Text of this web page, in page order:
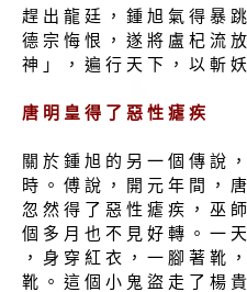
趕 出 龍 廷 ， 鍾 旭 氣 得 暴
德 宗 悔 恨 ， 遂 將 盧 杞 流
神 」 ， 遍 行 天 下 ， 以 斬 妖
唐 明 皇 得 了 惡 性 瘧 疾
關 於 鍾 旭 的 另 一 個 傳 說
時 。 傅 說 ， 開 元 年 間 ，
忽 然 得 了 惡 性 瘧 疾 ， 巫
個 多 月 也 不 見 好 轉 。 一
， 身 穿 紅 衣 ， 一 腳 著 靴
靴 。 這 個 小 鬼 盜 走 了 楊